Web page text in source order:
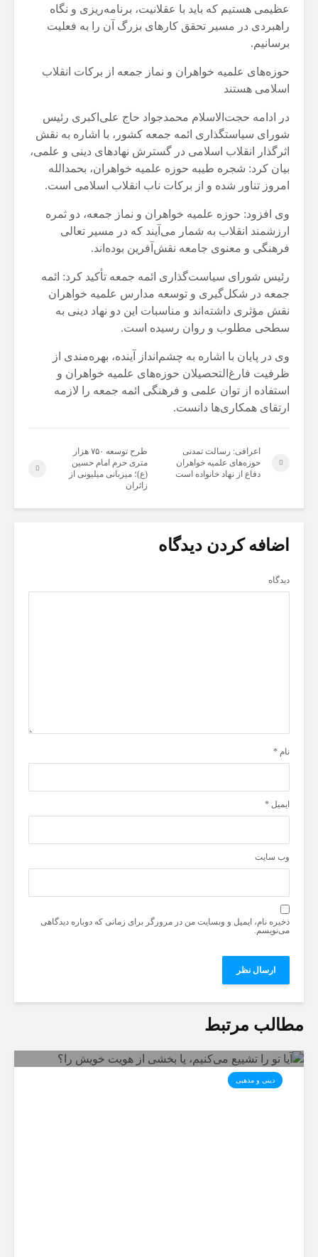
عظیمی هستیم که باید با عقلانیت، برنامه‌ریزی و نگاه
راهبردی در مسیر تحقق کارهای بزرگ آن را به فعلیت
برسانیم.
حوزه‌های علمیه خواهران و نماز جمعه از برکات انقلاب
اسلامی هستند
در ادامه حجت‌الاسلام محمدجواد حاج علی‌اکبری رئیس
شورای سیاستگذاری ائمه جمعه کشور، با اشاره به نقش
اثرگذار انقلاب اسلامی در گسترش نهادهای دینی و علمی،
بیان کرد: شجره طیبه حوزه علمیه خواهران، بحمدالله
امروز تناور شده و از برکات ناب انقلاب اسلامی است.
وی افزود: حوزه علمیه خواهران و نماز جمعه، دو ثمره
ارزشمند انقلاب به شمار می‌آیند که در مسیر تعالی
فرهنگی و معنوی جامعه نقش‌آفرین بوده‌اند.
رئیس شورای سیاست‌گذاری ائمه جمعه تأکید کرد: ائمه
جمعه در شکل‌گیری و توسعه مدارس علمیه خواهران
نقش مؤثری داشته‌اند و مناسبات این دو نهاد دینی به
سطحی مطلوب و روان رسیده است.
وی در پایان با اشاره به چشم‌انداز آینده، بهره‌مندی از
ظرفیت فارغ‌التحصیلان حوزه‌های علمیه خواهران و
استفاده از توان علمی و فرهنگی ائمه جمعه را لازمه
ارتقای همکاری‌ها دانست.
اعرافی: رسالت تمدنی
حوزه‌های علمیه خواهران
دفاع از نهاد خانواده است
طرح توسعه ۷۵۰ هزار
متری حرم امام حسین
(ع)؛ میزبانی میلیونی از
زائران
اضافه کردن دیدگاه
دیدگاه
نام *
ایمیل *
وب‌ سایت
ذخیره نام، ایمیل و وبسایت من در مرورگر برای زمانی که دوباره دیدگاهی
می‌نویسم.
مطالب مرتبط
دینی و مذهبی